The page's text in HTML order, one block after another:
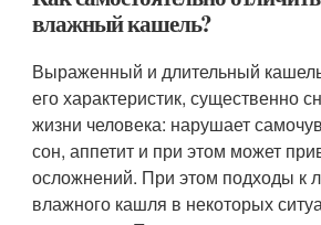
влажный кашель?
Выраженный и длительный
его характеристик, существенно
жизни человека: нарушает
сон, аппетит и при этом может
осложнений. При этом подходы к
влажного кашля в некоторых